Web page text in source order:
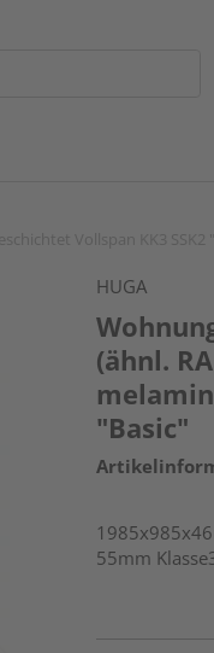
HUGA
(ähnl.
"Basic"
55mm